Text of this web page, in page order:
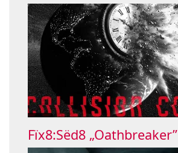
Fïx8:Sëd8 „Oathbreaker”